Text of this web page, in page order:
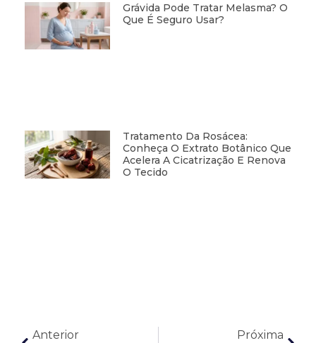
Grávida Pode Tratar Melasma? O
Que É Seguro Usar?
Tratamento Da Rosácea:
Conheça O Extrato Botânico Que
Acelera A Cicatrização E Renova
O Tecido
Anterior Próxima